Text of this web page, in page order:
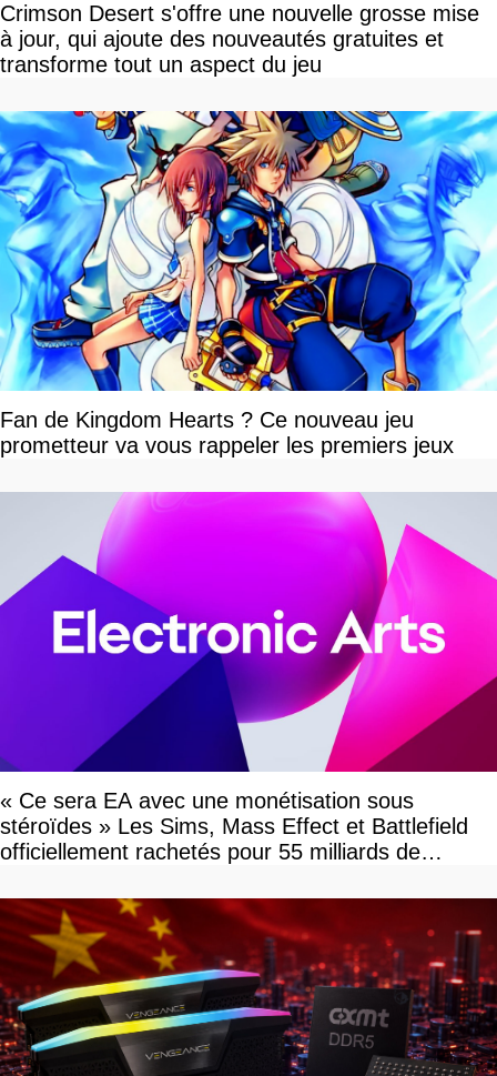
Crimson Desert s'offre une nouvelle grosse mise
à jour, qui ajoute des nouveautés gratuites et
transforme tout un aspect du jeu
Fan de Kingdom Hearts ? Ce nouveau jeu
prometteur va vous rappeler les premiers jeux
« Ce sera EA avec une monétisation sous
stéroïdes » Les Sims, Mass Effect et Battlefield
officiellement rachetés pour 55 milliards de